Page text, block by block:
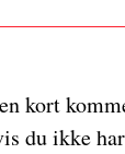
kort
du ikke